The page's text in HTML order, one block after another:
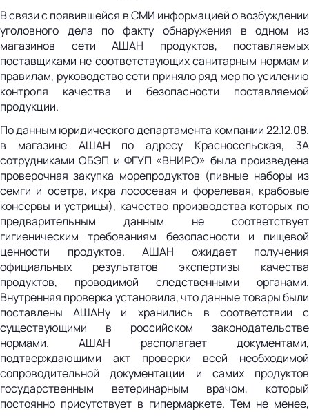
В связи с появившейся в СМИ информацией о возбуждении
уголовного дела по факту обнаружения в одном из
магазинов сети АШАН продуктов, поставляемых
поставщиками не соответствующих санитарным нормам и
правилам, руководство сети приняло ряд мер по усилению
контроля качества и безопасности поставляемой
продукции.
По данным юридического департамента компании 22.12.08.
в магазине АШАН по адресу Красносельская, 3А
сотрудниками ОБЭП и ФГУП «ВНИРО» была произведена
проверочная закупка морепродуктов (пивные наборы из
семги и осетра, икра лососевая и форелевая, крабовые
консервы и устрицы), качество производства которых по
предварительным данным не соответствует
гигиеническим требованиям безопасности и пищевой
ценности продуктов. АШАН ожидает получения
официальных результатов экспертизы качества
продуктов, проводимой следственными органами.
Внутренняя проверка установила, что данные товары были
поставлены АШАНу и хранились в соответствии с
существующими в российском законодательстве
нормами. АШАН располагает документами,
подтверждающими акт проверки всей необходимой
сопроводительной документации и самих продуктов
государственным ветеринарным врачом, который
постоянно присутствует в гипермаркете. Тем не менее,